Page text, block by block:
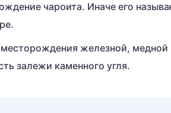
чароита. Иначе его
железной,
залежи каменного угля.